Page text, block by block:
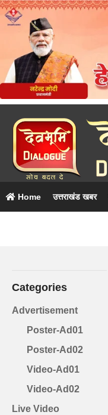
Home उत्तराखंड खबर
Categories
Advertisement
Poster-Ad01
Poster-Ad02
Video-Ad01
Video-Ad02
Live Video